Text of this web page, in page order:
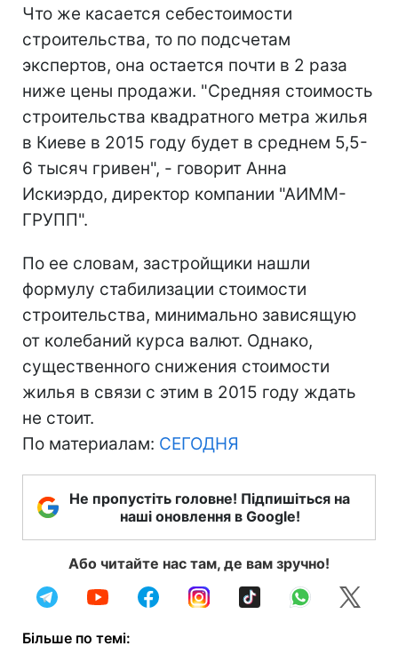
Что же касается себестоимости
строительства, то по подсчетам
экспертов, она остается почти в 2 раза
ниже цены продажи. "Средняя стоимость
строительства квадратного метра жилья
в Киеве в 2015 году будет в среднем 5,5-
6 тысяч гривен", - говорит Анна
Искиэрдо, директор компании "АИММ-
ГРУПП".
По ее словам, застройщики нашли
формулу стабилизации стоимости
строительства, минимально зависящую
от колебаний курса валют. Однако,
существенного снижения стоимости
жилья в связи с этим в 2015 году ждать
не стоит.
По материалам: СЕГОДНЯ
Не пропустіть головне! Підпишіться на
наші оновлення в Google!
Або читайте нас там, де вам зручно!
Більше по темі: